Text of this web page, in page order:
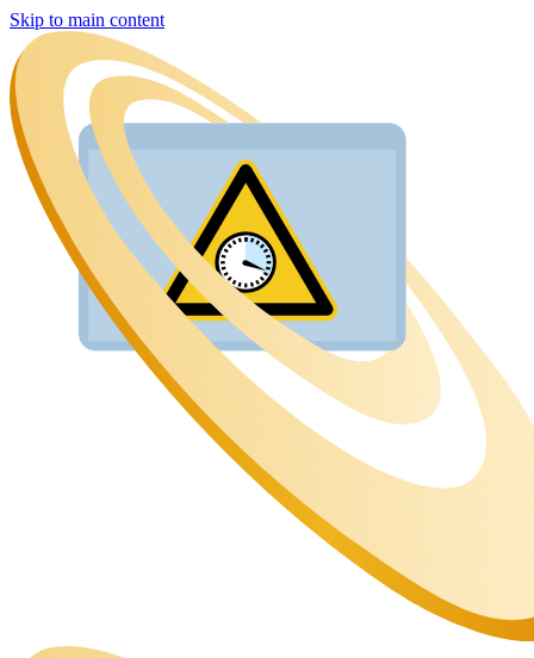
Skip to main content